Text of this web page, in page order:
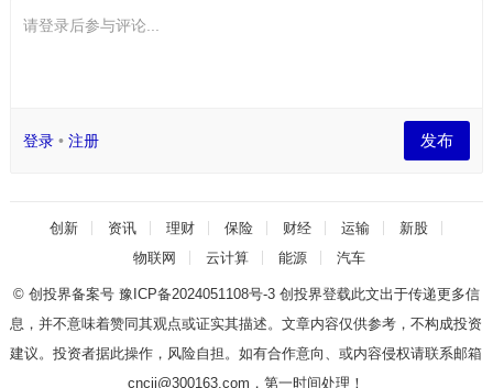
请登录后参与评论...
登录• 注册 发布
创新 资讯 理财 保险 财经 运输
新股
物联网
云计算 能源 汽车
© 创投界备案号 豫ICP备2024051108号-3 创投界登载此文出于传递更多信
息，并不意味着赞同其观点或证实其描述。文章内容仅供参考，不构成投资
建议。投资者据此操作，风险自担。如有合作意向、或内容侵权请联系邮箱
cncjj@300163.com，第一时间处理！